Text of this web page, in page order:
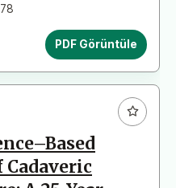
PDF Görüntüle